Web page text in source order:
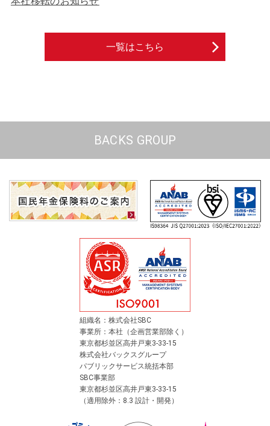
一覧はこちら
BACKS GROUP
組織名：株式会社SBC
事業所：本社（企画営業部除く）
東京都杉並区高井戸東3-33-15
株式会社バックスグループ
パブリックサービス統括本部
SBC事業部
東京都杉並区高井戸東3-33-15
（適用除外：8.3 設計・開発）